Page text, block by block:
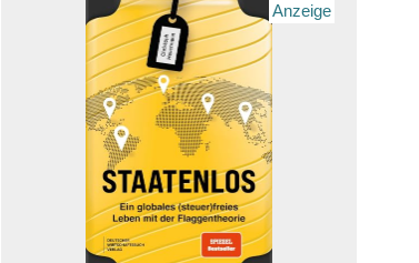
Anzeige